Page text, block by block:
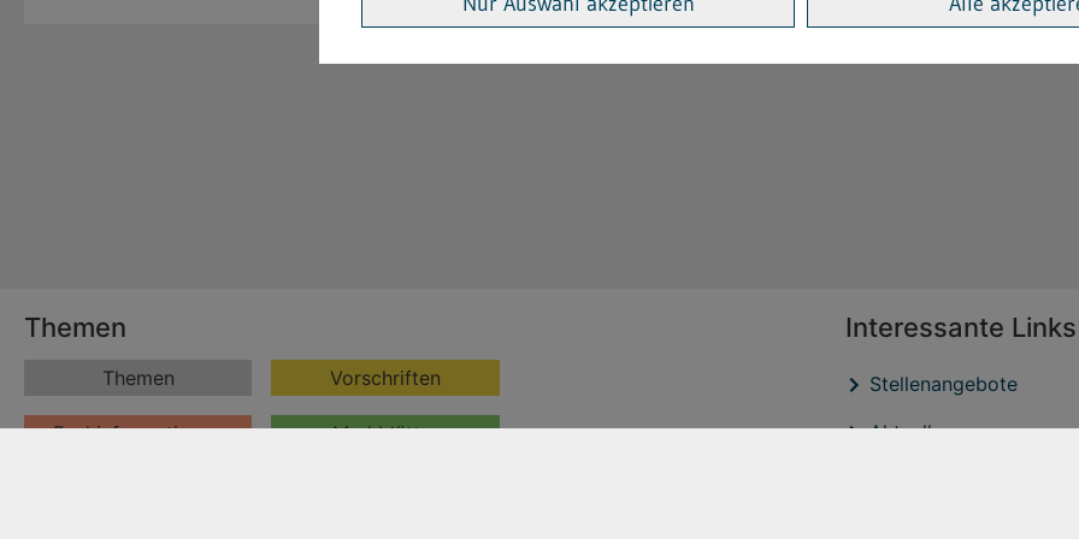
Themen
Themen Vorschriften
Fachinformationen Merkblätter
Interessante Links
Stellenangebote
Aktuelles